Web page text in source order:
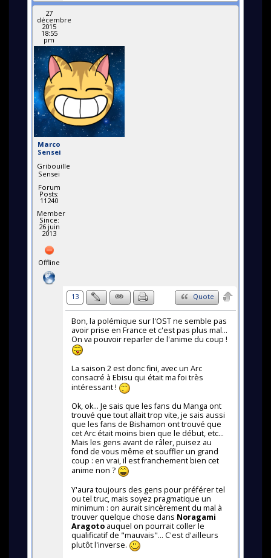
27
décembre
2015
18:55
pm
Marco
Sensei
Gribouille
Sensei
Forum
Posts:
11240
Member
Since:
26 juin
2013
Offline
13 Quote
Bon, la polémique sur l'OST ne semble pas
avoir prise en France et c'est pas plus mal...
On va pouvoir reparler de l'anime du coup !
La saison 2 est donc fini, avec un Arc
consacré à Ebisu qui était ma foi très
intéressant !
Ok, ok... Je sais que les fans du Manga ont
trouvé que tout allait trop vite, je sais aussi
que les fans de Bishamon ont trouvé que
cet Arc était moins bien que le début, etc...
Mais les gens avant de râler, puisez au
fond de vous même et souffler un grand
coup : en vrai, il est franchement bien cet
anime non ?
Y'aura toujours des gens pour préférer tel
ou tel truc, mais soyez pragmatique un
minimum : on aurait sincèrement du mal à
trouver quelque chose dans Noragami
Aragotoauquel on pourrait coller le
qualificatif de "mauvais"... C'est d'ailleurs
plutôt l'inverse.